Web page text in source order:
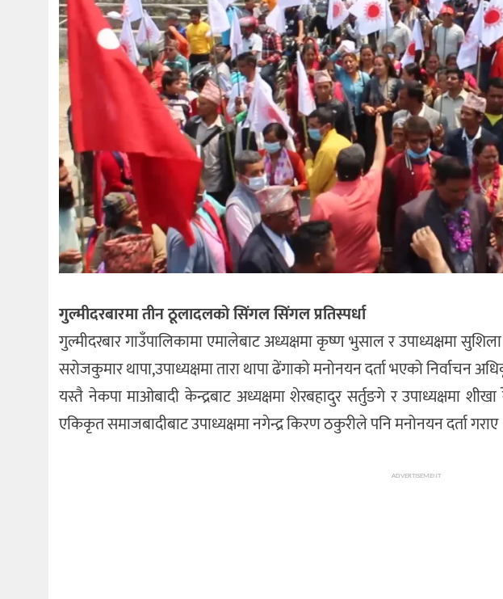
गुल्मीदरबारमा तीन ठूलादलको सिंगल सिंगल प्रतिस्पर्धा
गुल्मीदरबार गाउँपालिकामा एमालेबाट अध्यक्षमा कृष्ण भुसाल र उपाध्यक्षमा
सरोजकुमार थापा,उपाध्यक्षमा तारा थापा ढेंगाको मनोनयन दर्ता भएको निर्वाचन
यस्तै नेकपा माओबादी केन्द्रबाट अध्यक्षमा शेरबहादुर सर्तुङगे र उपाध्यक्षमा
एकिकृत समाजबादीबाट उपाध्यक्षमा नगेन्द्र किरण ठकुरीले पनि मनोनयन दर्ता गराए
ADVERTISEMENT